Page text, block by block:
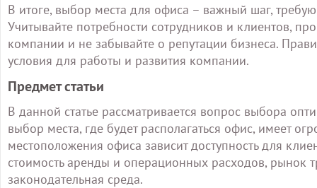
В итоге, выбор места для офиса – важный шаг,
Учитывайте потребности сотрудников и клиентов,
компании и не забывайте о репутации бизнеса.
условия для работы и развития компании.
Предмет статьи
В данной статье рассматривается вопрос выбора
выбор места, где будет располагаться офис, имеет
местоположения офиса зависит доступность для
стоимость аренды и операционных расходов, рынок
законодательная среда.